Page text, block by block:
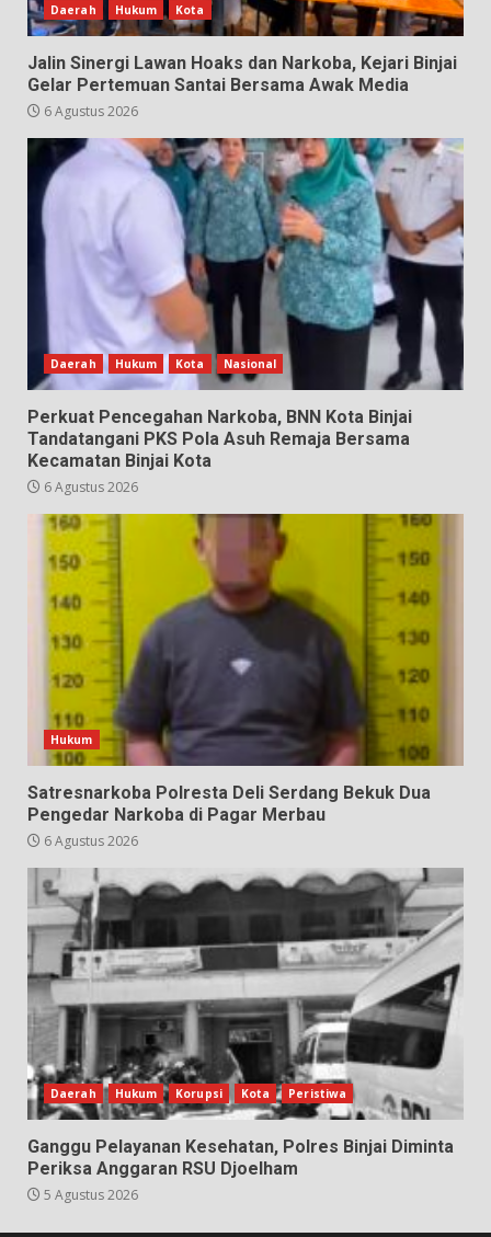
Daerah Hukum Kota
Jalin Sinergi Lawan Hoaks dan Narkoba, Kejari Binjai
Gelar Pertemuan Santai Bersama Awak Media
6 Agustus 2026
Daerah Hukum Kota Nasional
Perkuat Pencegahan Narkoba, BNN Kota Binjai
Tandatangani PKS Pola Asuh Remaja Bersama
Kecamatan Binjai Kota
6 Agustus 2026
Hukum
Satresnarkoba Polresta Deli Serdang Bekuk Dua
Pengedar Narkoba di Pagar Merbau
6 Agustus 2026
Daerah Hukum Korupsi Kota Peristiwa
Ganggu Pelayanan Kesehatan, Polres Binjai Diminta
Periksa Anggaran RSU Djoelham
5 Agustus 2026